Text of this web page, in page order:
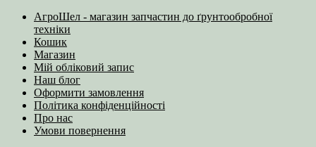
АгроШел - магазин запчастин до ґрунтообробної
техніки
Кошик
Магазин
Мій обліковий запис
Наш блог
Оформити замовлення
Політика конфіденційності
Про нас
Умови повернення